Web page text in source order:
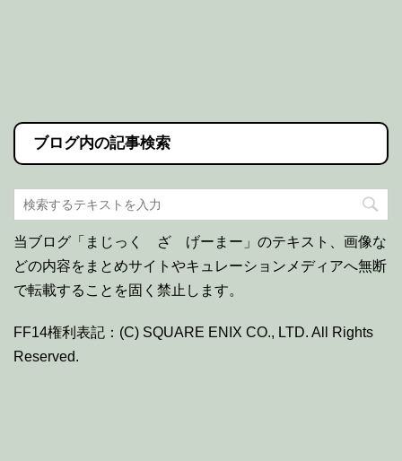
ブログ内の記事検索
当ブログ「まじっく ざ げーまー」のテキスト、画像な
どの内容をまとめサイトやキュレーションメディアへ無断
で転載することを固く禁止します。
FF14権利表記：(C) SQUARE ENIX CO., LTD. All Rights
Reserved.